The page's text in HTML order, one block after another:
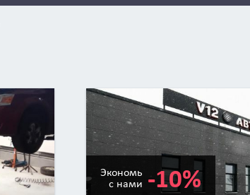
Экономь
с нами -10%